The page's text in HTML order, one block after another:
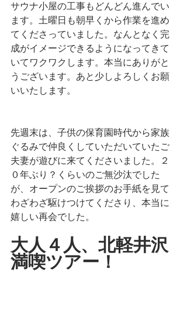
サウナ小屋の工事もどんどん進んでい
ます。土曜日も朝早くから作業を進め
てくださっていました。なんとなく完
成がイメージできるようになってきて
いてワクワクします。本当にありがと
うございます。あと少しよろしくお願
いいたします。
先週末は、子供の保育園時代から家族
ぐるみで仲良くしていただいていたご
夫妻が遊びに来てくださいました。２
０年ぶり？くらいのご無沙汰でした
が、オープンのご挨拶のお手紙を見て
わざわざ駆けつけてくださり、本当に
嬉しい再会でした。
大人４人、北軽井沢
満喫ツアー！